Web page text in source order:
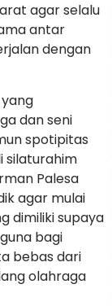
agar selalu
antar
dengan
dan seni
spotipitas
silaturahim
Palesa
agar mulai
dimiliki supaya
bagi
bebas dari
olahraga